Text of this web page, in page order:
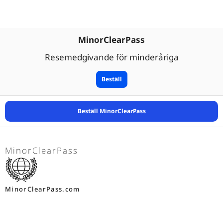
MinorClearPass
Resemedgivande för minderåriga
Beställ
Beställ MinorClearPass
MinorClearPass
MinorClearPass.com